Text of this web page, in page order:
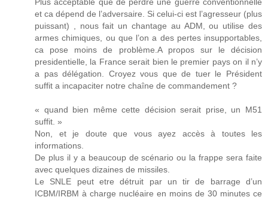
et ca dépend de l’adversaire. Si celui-ci est l’agresseur (plus
puissant) , nous fait un chantage au ADM, ou utilise des
armes chimiques, ou que l’on a des pertes insupportables,
ca pose moins de problème.A propos sur le décision
presidentielle, la France serait bien le premier pays on il n’y
a pas délégation. Croyez vous que de tuer le Président
suffit a incapaciter notre chaîne de commandement ?
« quand bien même cette décision serait prise, un M51
suffit. »
Non, et je doute que vous ayez accès à toutes les
informations.
De plus il y a beaucoup de scénario ou la frappe sera faite
avec quelques dizaines de missiles.
Le SNLE peut etre détruit par un tir de barrage d’un
ICBM/IRBM à charge nucléaire en moins de 30 minutes ce